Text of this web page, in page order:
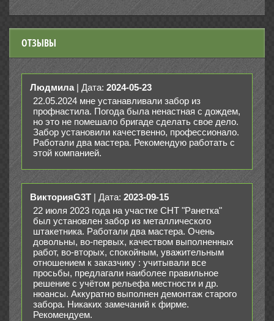
ОТЗЫВЫ
Людмила | Дата: 2024-05-23
22.05.2024 мне устанавливали забор из
профнастила. Погода была ненастная с дождем,
но это не помешало бригаде сделать свое дело.
Забор установили качественно, профессионало.
Работали два мастера. Рекомендую работать с
этой компанией.
ВикторияG3T | Дата: 2023-09-15
22 июля 2023 года на участке СНТ "Ранетка"
был установлен забор из металлического
штакетника. Работали два мастера. Очень
довольны, во-первых, качеством выполненных
работ, во-вторых, спокойным, уважительным
отношением к заказчику : учитывали все
просьбы, предлагали наиболее правильное
решение с учётом рельефа местности и др.
нюансы. Аккуратно выполнен демонтаж старого
забора. Никаких замечаний к фирме.
Рекомендуем.